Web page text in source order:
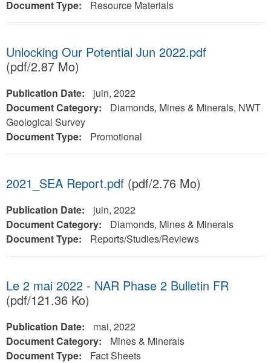
Document Type:
Resource Materials
Unlocking Our Potential Jun 2022.pdf
(pdf/2.87 Mo)
Publication Date:
juin, 2022
Document Category:
Diamonds, Mines & Minerals, NWT
Geological Survey
Document Type:
Promotional
2021_SEA Report.pdf (pdf/2.76 Mo)
Publication Date:
juin, 2022
Document Category:
Diamonds, Mines & Minerals
Document Type:
Reports/Studies/Reviews
Le 2 mai 2022 - NAR Phase 2 Bulletin FR
(pdf/121.36 Ko)
Publication Date:
mai, 2022
Document Category:
Mines & Minerals
Document Type:
Fact Sheets